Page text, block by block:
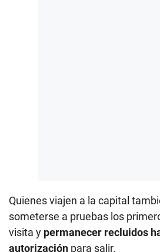
Quienes viajen a la capital
someterse a pruebas los
visita y permanecer recluidos
autorización para salir.